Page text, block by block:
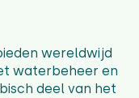
wereldwijd
waterbeheer en
deel van het